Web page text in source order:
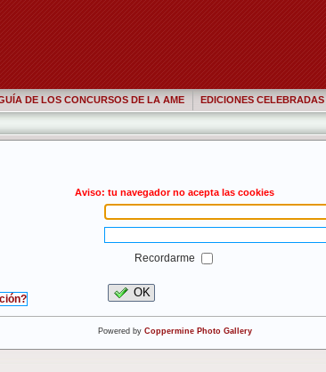
DE LOS CONCURSOS DE LA AME EDICIONES CELEBRADAS
Aviso: tu navegador no acepta las cookies
Recordarme
OK
Powered by Coppermine Photo Gallery